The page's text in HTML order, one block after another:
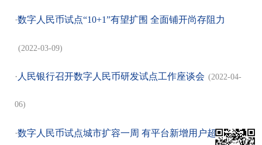
·数字人民币试点“10+1”有望扩围 全面铺开尚存阻力
(2022-03-09)
· 人民银行召开数字人民币研发试点工作座谈会 (2022-04-
06)
·数字人民币试点城市扩容一周 有平台新增用户超百万